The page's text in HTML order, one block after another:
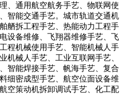
、通用航空航务手艺、物联网使
智能交通手艺。城市轨道交通机
舾拆工程手艺、热能动力工程手
设备维修、飞翔器维修手艺、飞
程机械使用手艺、智能机械人手
机械人手艺、工业互联网手艺、
智能焊接手艺、帆海手艺、复合
细密成型手艺、航空位面设备维
空策动机拆卸调试手艺、化工配